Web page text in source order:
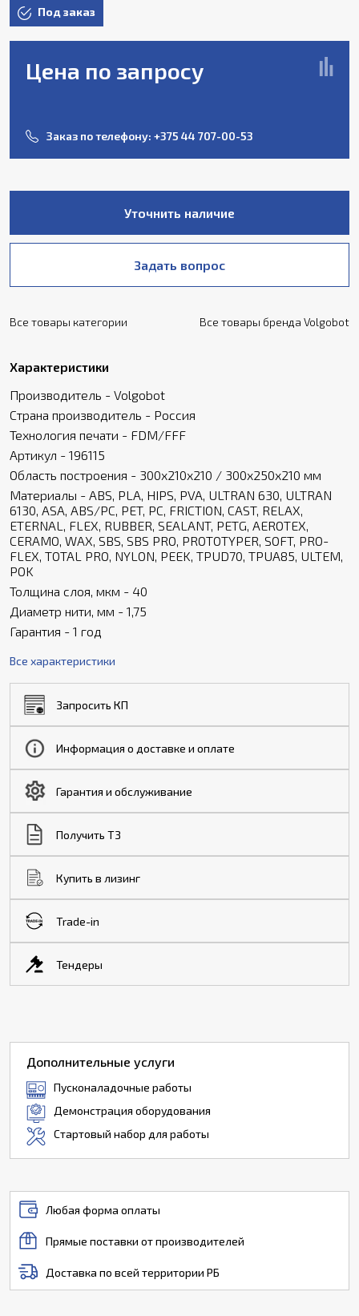
Под заказ
Цена по запросу
Заказ по телефону: +375 44 707-00-53
Уточнить наличие
Задать вопрос
Все товары категории Все товары бренда Volgobot
Характеристики
Производитель - Volgobot
Страна производитель - Россия
Технология печати - FDM/FFF
Артикул - 196115
Область построения - 300х210х210 / 300х250х210 мм
Материалы - ABS, PLA, HIPS, PVA, ULTRAN 630, ULTRAN
6130, ASA, ABS/PC, PET, PC, FRICTION, CAST, RELAX,
ETERNAL, FLEX, RUBBER, SEALANT, PETG, AEROTEX,
CERAMO, WAX, SBS, SBS PRO, PROTOTYPER, SOFT, PRO-
FLEX, TOTAL PRO, NYLON, PEEK, TPUD70, TPUA85, ULTEM,
POK
Толщина слоя, мкм - 40
Диаметр нити, мм - 1,75
Гарантия - 1 год
Все характеристики
Запросить КП
Информация о доставке и оплате
Гарантия и обслуживание
Получить ТЗ
Купить в лизинг
Trade-in
Тендеры
Дополнительные услуги
Пусконаладочные работы
Демонстрация оборудования
Стартовый набор для работы
Любая форма оплаты
Прямые поставки от производителей
Доставка по всей территории РБ